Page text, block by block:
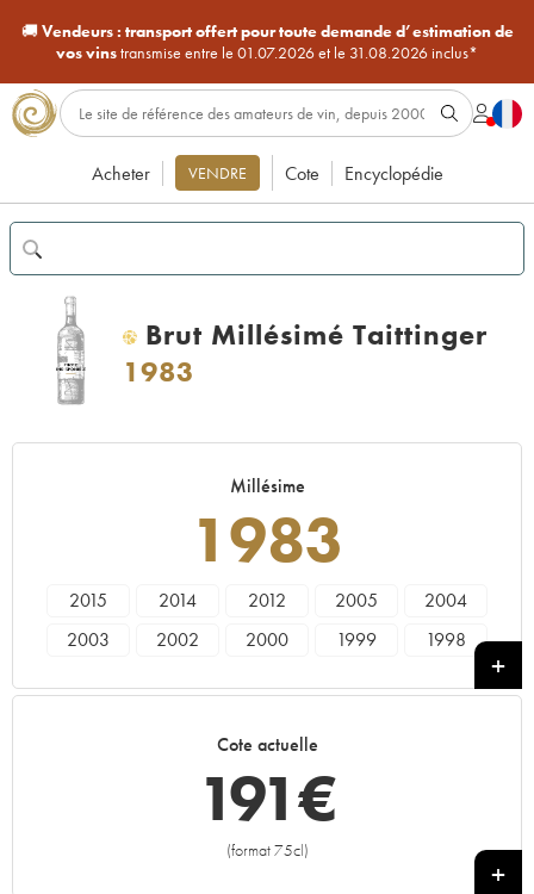
🚚Vendeurs : transport offert pour toute demande d’estimation de
vos vinstransmise entre le 01.07.2026 et le 31.08.2026 inclus*
Acheter VENDRE Cote Encyclopédie
H
Brut Millésimé Taittinger
1983
Millésime
1983
2015 2014 2012 2005
2004
2003
2002 2000 1999
1998
Cote actuelle
191€
(format 75cl)
+